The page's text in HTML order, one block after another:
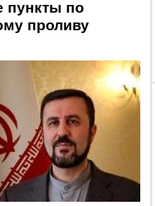
пункты по
проливу